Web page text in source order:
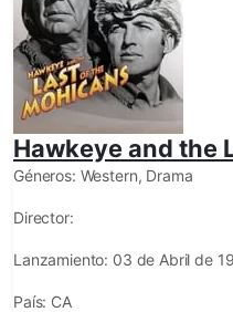
Hawkeye and the
Géneros: Western, Drama
Director:
Lanzamiento: 03 de Abril de
País: CA